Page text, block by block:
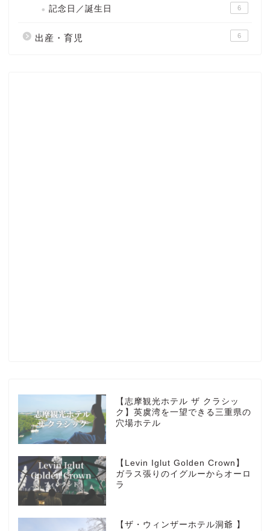
記念日／誕生日 6
出産・育児 6
【志摩観光ホテル ザ クラシッ
ク】英虞湾を一望できる三重県の
穴場ホテル
【Levin Iglut Golden Crown】
ガラス張りのイグルーからオーロ
ラ
【ザ・ウィンザーホテル洞爺 】
HOTEL
TRAVEL